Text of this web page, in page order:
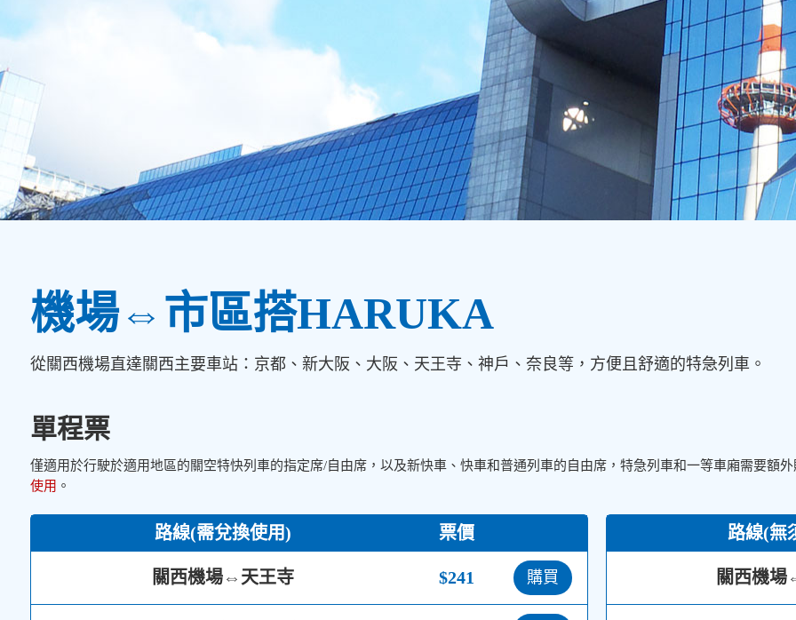
機場⇔市區搭HARUKA
從關西機場直達關西主要車站：京都、新大阪、大阪、天王寺、神戶、奈良等，方便且舒適的特急列車。
單程票
僅適用於行駛於適用地區的關空特快列車的指定席/自由席，以及新快車、快車和普通列車的自由席，特急列車和一等車廂需要額
使用 。
路線(需兌換使用) 票價
關西機場⇔天王寺 $241 購買
路線(無
關西機